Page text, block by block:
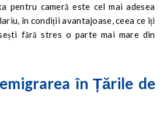
pentru cameră este cel mai adesea
în condiții avantajoase, ceea ce îți
fără stres o parte mai mare din
în Țările de